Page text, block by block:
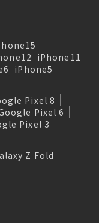
iPhone11
iPhone5
Pixel 8
Pixel 6
Pixel 3
Z Fold